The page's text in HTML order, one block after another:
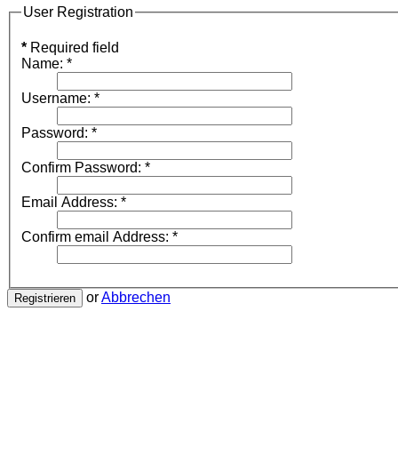
User Registration
* Required field
Name: *
Username: *
Password: *
Confirm Password: *
Email Address: *
Confirm email Address: *
Registrieren orAbbrechen